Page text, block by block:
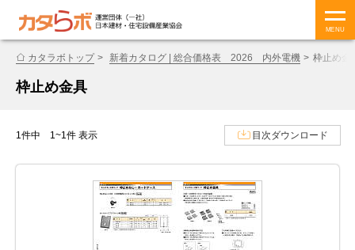
MENU
カタラボトップ 新着カタログ | 総合価格表 2026 内外電機 枠止め金
枠止め金具
1件中 1~1件 表示 目次ダウンロード